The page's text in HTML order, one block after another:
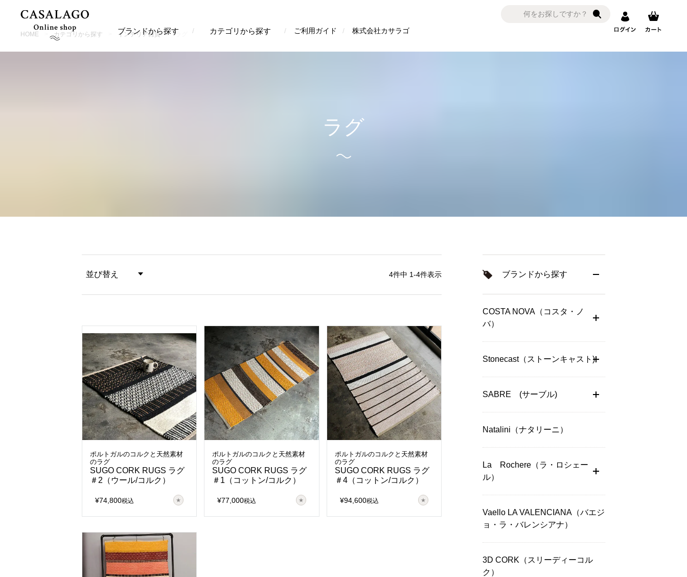
ブランドから探す カテゴリから探す ご利用ガイド 株式会社カサラゴ
HOME カテゴリから探す インテリア雑貨 ラグ
ラグ
並び替え
4件中 1-4件表示
ポルトガルのコルクと天然素材
のラグ
SUGO CORK RUGS ラグ
＃2（ウール/コルク）
¥74,800税込
ポルトガルのコルクと天然素材
のラグ
SUGO CORK RUGS ラグ
＃1（コットン/コルク）
¥77,000税込
ポルトガルのコルクと天然素材
のラグ
SUGO CORK RUGS ラグ
＃4（コットン/コルク）
¥94,600税込
ブランドから探す
COSTA NOVA（コスタ・ノ
バ）
Stonecast（ストーンキャスト)
SABRE (サーブル)
Natalini（ナタリーニ）
La Rochere（ラ・ロシェー
ル）
Vaello LA VALENCIANA（バエジ
ョ・ラ・バレンシアナ）
3D CORK（スリーディーコル
ク）